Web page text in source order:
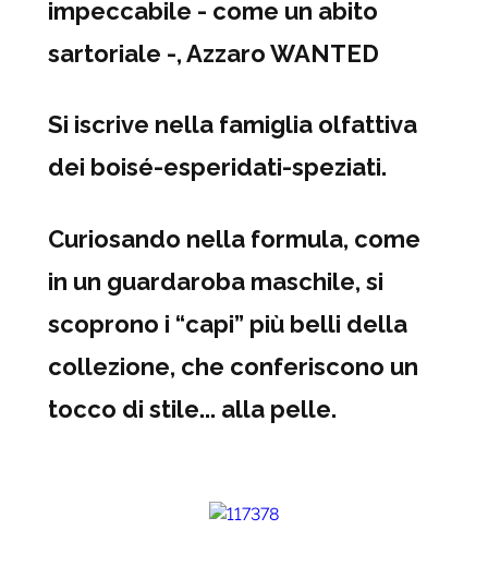
impeccabile - come un abito
sartoriale -, Azzaro WANTED
Si iscrive nella famiglia olfattiva
dei boisé-esperidati-speziati.
Curiosando nella formula, come
in un guardaroba maschile, si
scoprono i “capi” più belli della
collezione, che conferiscono un
tocco di stile... alla pelle.